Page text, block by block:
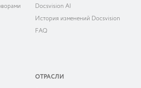
Docsvision AI
История изменений Docsvision
FAQ
ОТРАСЛИ